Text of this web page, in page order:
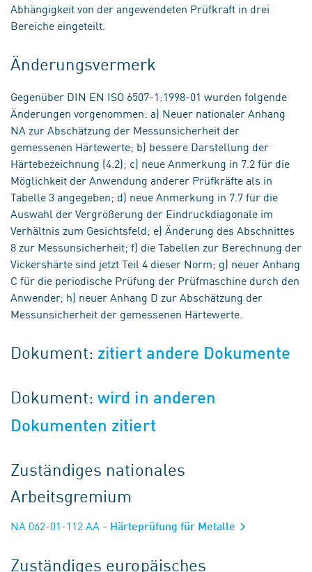
Abhängigkeit von der angewendeten Prüfkraft in drei
Bereiche eingeteilt.
Änderungsvermerk
Gegenüber DIN EN ISO 6507-1:1998-01 wurden folgende
Änderungen vorgenommen: a) Neuer nationaler Anhang
NA zur Abschätzung der Messunsicherheit der
gemessenen Härtewerte; b) bessere Darstellung der
Härtebezeichnung (4.2); c) neue Anmerkung in 7.2 für die
Möglichkeit der Anwendung anderer Prüfkräfte als in
Tabelle 3 angegeben; d) neue Anmerkung in 7.7 für die
Auswahl der Vergrößerung der Eindruckdiagonale im
Verhältnis zum Gesichtsfeld; e) Änderung des Abschnittes
8 zur Messunsicherheit; f) die Tabellen zur Berechnung der
Vickershärte sind jetzt Teil 4 dieser Norm; g) neuer Anhang
C für die periodische Prüfung der Prüfmaschine durch den
Anwender; h) neuer Anhang D zur Abschätzung der
Messunsicherheit der gemessenen Härtewerte.
Dokument: zitiert andere Dokumente
Dokument:wird in anderen
Dokumenten zitiert
Zuständiges nationales
Arbeitsgremium
NA 062-01-112 AA - Härteprüfung für Metalle
Zuständiges europäisches